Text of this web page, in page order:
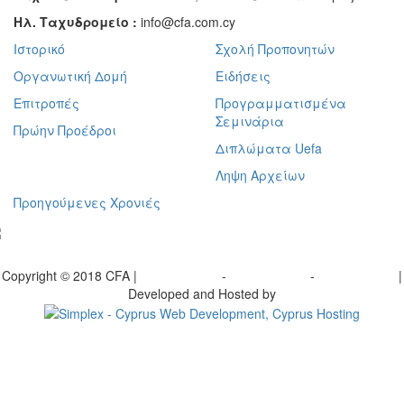
Ηλ. Ταχυδρομείο : info@cfa.com.cy
Ιστορικό
Οργανωτική Δομή
Επιτροπές
Πρώην Προέδροι
Σχολή Προπονητών
Ειδήσεις
Προγραμματισμένα
Σεμινάρια
Διπλώματα Uefa
Ληψη Αρχείων
Προηγούμενες Χρονιές
Copyright © 2018 CFA | - -
|
Developed and Hosted by